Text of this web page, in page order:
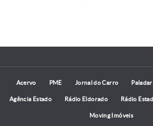
Acervo PME Jornal do Carro Paladar
Agência Estado Rádio Eldorado Rádio
Moving Imóveis